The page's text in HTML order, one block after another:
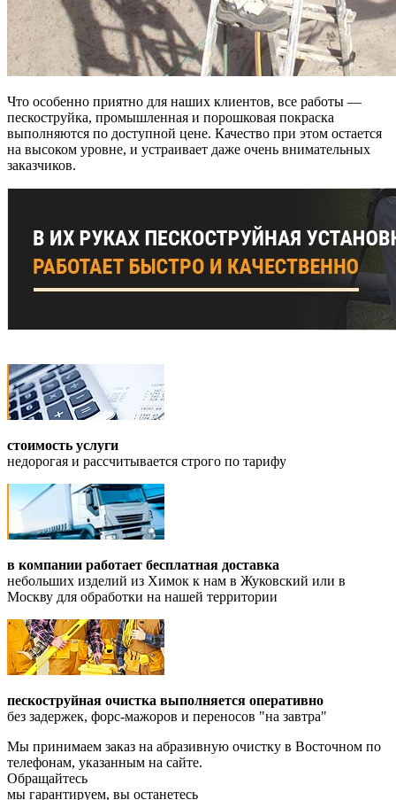
Что особенно приятно для наших клиентов, все работы —
пескоструйка, промышленная и порошковая покраска
выполняются по доступной цене. Качество при этом остается
на высоком уровне, и устраивает даже очень внимательных
заказчиков.
стоимость услуги
недорогая и рассчитывается строго по тарифу
в компании работает бесплатная доставка
небольших изделий из Химок к нам в Жуковский или в
Москву для обработки на нашей территории
пескоструйная очистка выполняется оперативно
без задержек, форс-мажоров и переносов "на завтра"
Мы принимаем заказ на абразивную очистку в Восточном по
телефонам, указанным на сайте.
Обращайтесь
мы гарантируем, вы останетесь